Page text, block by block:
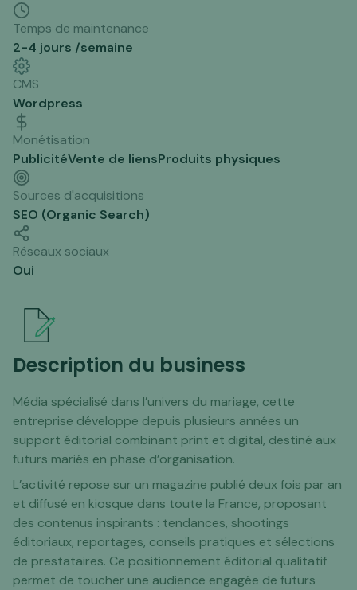
Temps de maintenance
2-4 jours /semaine
CMS
Wordpress
Monétisation
PublicitéVente de liensProduits physiques
Sources d'acquisitions
SEO (Organic Search)
Réseaux sociaux
Oui
Description du business
Média spécialisé dans l’univers du mariage, cette
entreprise développe depuis plusieurs années un
support éditorial combinant print et digital, destiné aux
futurs mariés en phase d’organisation.
L’activité repose sur un magazine publié deux fois par an
et diffusé en kiosque dans toute la France, proposant
des contenus inspirants : tendances, shootings
éditoriaux, reportages, conseils pratiques et sélections
de prestataires. Ce positionnement éditorial qualitatif
permet de toucher une audience engagée de futurs